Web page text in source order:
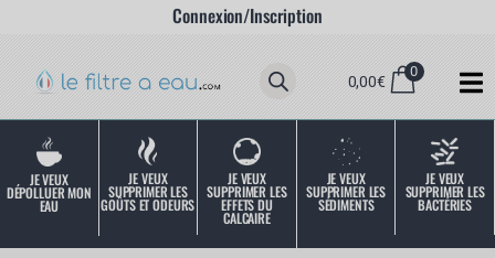
Connexion/Inscription
0,00€
0
JE VEUX
DÉPOLLUER MON
EAU
JE VEUX
SUPPRIMER LES
GOÛTS ET ODEURS
JE VEUX
SUPPRIMER LES
EFFETS DU
CALCAIRE
JE VEUX
SUPPRIMER LES
SÉDIMENTS
JE VEUX
SUPPRIMER LES
BACTÉRIES